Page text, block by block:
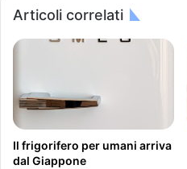
Articoli correlati
Il frigorifero per umani arriva
dal Giappone